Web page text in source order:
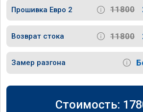
Прошивка Евро 2 11800
Возврат стока 11800
Замер разгона
Стоимость: